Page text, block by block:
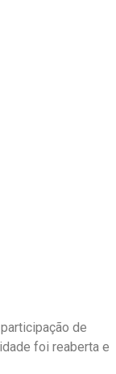
de
foi reaberta e